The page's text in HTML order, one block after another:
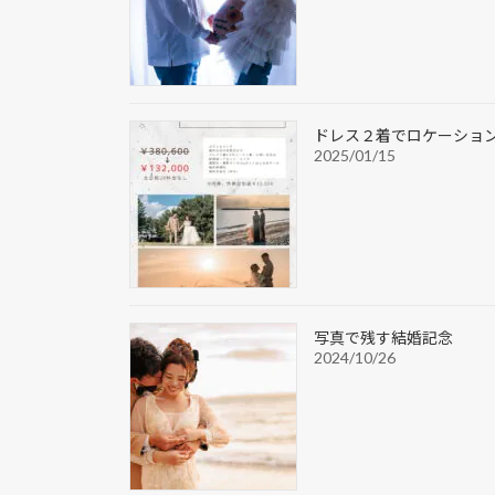
ドレス２着でロケーショ
2025/01/15
写真で残す結婚記念
2024/10/26